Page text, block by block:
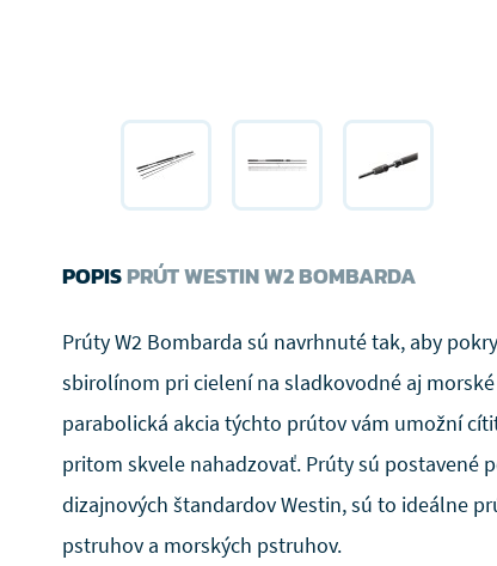
POPISPRÚT WESTIN W2 BOMBARDA
Prúty W2 Bombarda sú navrhnuté tak, aby
sbirolínom pri cielení na sladkovodné aj
parabolická akcia týchto prútov vám umožní
pritom skvele nahadzovať. Prúty sú postavené
dizajnových štandardov Westin, sú to ideálne
pstruhov a morských pstruhov.